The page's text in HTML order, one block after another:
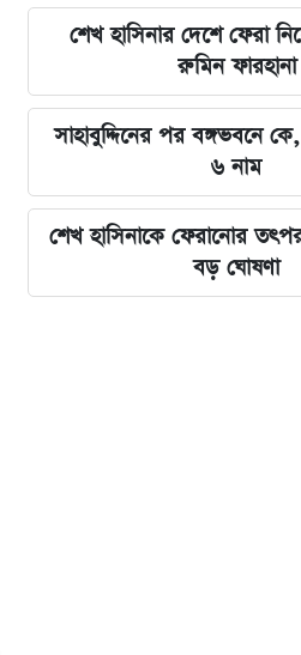
শেখ হাসিনার দেশে ফেরা
রুমিন ফারহানা
সাহাবুদ্দিনের পর বঙ্গভবনে
৬ নাম
শেখ হাসিনাকে ফেরানোর
বড় ঘোষণা